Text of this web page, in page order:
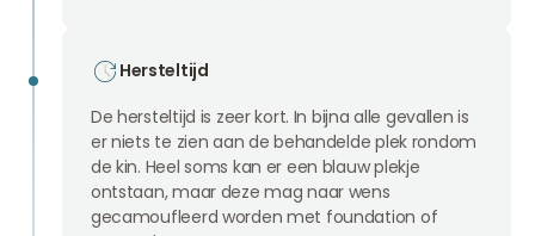
Hersteltijd
De hersteltijd is zeer kort. In bijna alle gevallen is
er niets te zien aan de behandelde plek rondom
de kin. Heel soms kan er een blauw plekje
ontstaan, maar deze mag naar wens
gecamoufleerd worden met foundation of